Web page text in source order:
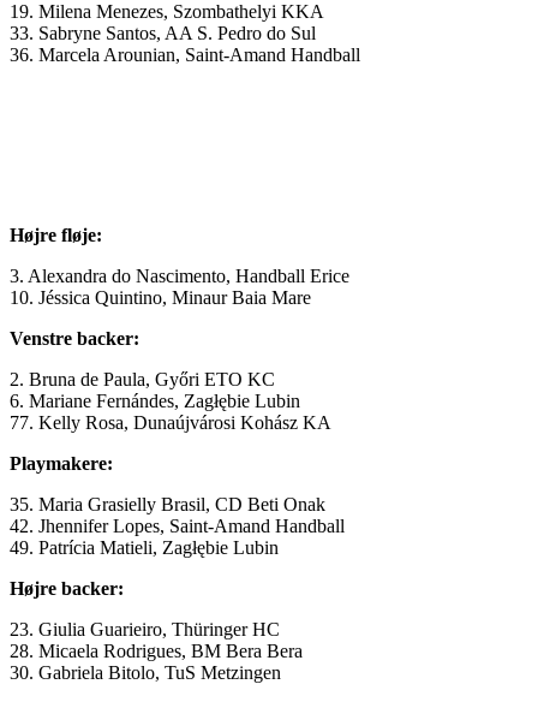
19. Milena Menezes, Szombathelyi KKA
33. Sabryne Santos, AA S. Pedro do Sul
36. Marcela Arounian, Saint-Amand Handball
Højre fløje:
3. Alexandra do Nascimento, Handball Erice
10. Jéssica Quintino, Minaur Baia Mare
Venstre backer:
2. Bruna de Paula, Győri ETO KC
6. Mariane Fernándes, Zagłębie Lubin
77. Kelly Rosa, Dunaújvárosi Kohász KA
Playmakere:
35. Maria Grasielly Brasil, CD Beti Onak
42. Jhennifer Lopes, Saint-Amand Handball
49. Patrícia Matieli, Zagłębie Lubin
Højre backer:
23. Giulia Guarieiro, Thüringer HC
28. Micaela Rodrigues, BM Bera Bera
30. Gabriela Bitolo, TuS Metzingen